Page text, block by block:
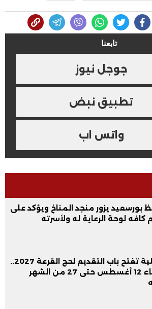
تابعنا
جوجل نيوز
تطبيق نبض
واتس اب
بورسعيد يزور منجد المناخ ويؤكد على
كافه لوحة الرعاية له ولأسرته
الداخلية تفتح باب التقديم لحج القرعة 2027..
الأربعاء 12 أغسطس حتى 27 من الشهر